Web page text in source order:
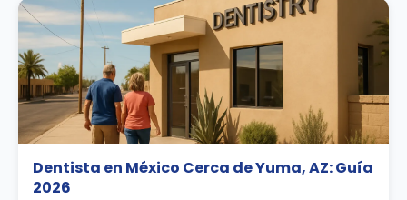
Dentista en México Cerca de Yuma, AZ: Guía
2026